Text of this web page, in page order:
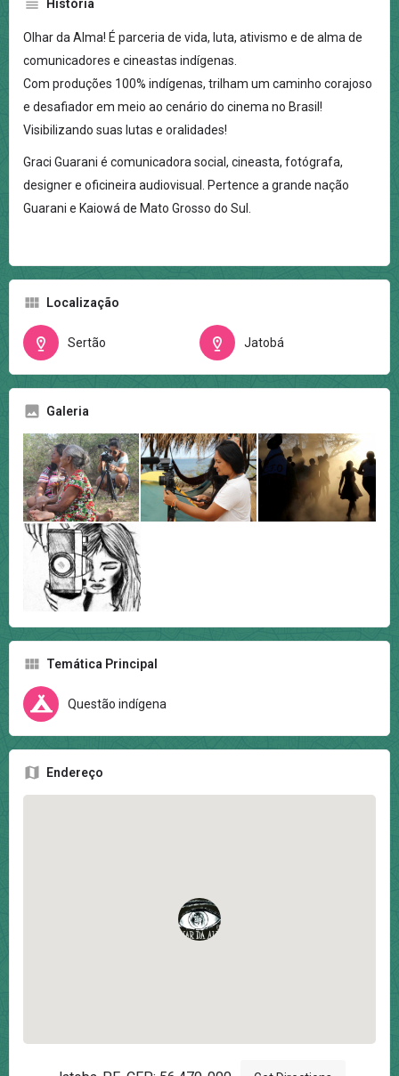
História
Olhar da Alma! É parceria de vida, luta, ativismo e de alma de
comunicadores e cineastas indígenas.
Com produções 100% indígenas, trilham um caminho corajoso
e desafiador em meio ao cenário do cinema no Brasil!
Visibilizando suas lutas e oralidades!
Graci Guarani é comunicadora social, cineasta, fotógrafa,
designer e oficineira audiovisual. Pertence a grande nação
Guarani e Kaiowá de Mato Grosso do Sul.
Localização
Sertão Jatobá
Galeria
Temática Principal
Questão indígena
Endereço